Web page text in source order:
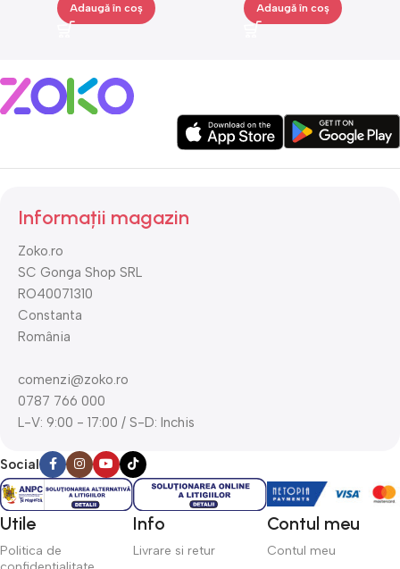
Adaugă în coș Adaugă în coș
Informații magazin
Zoko.ro
SC Gonga Shop SRL
RO40071310
Constanta
România
comenzi@zoko.ro
0787 766 000
L-V: 9:00 - 17:00 / S-D: Inchis
Social
Utile
Politica de
Info
Livrare si retur
Contul meu
Contul meu